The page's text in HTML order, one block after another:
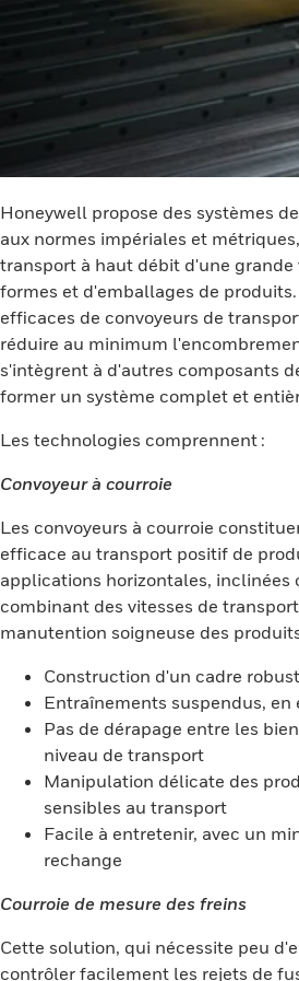
Honeywell propose des systèmes
aux normes impériales et
transport à haut débit d'une grande
formes et d'emballages de
efficaces de convoyeurs de
réduire au minimum
s'intègrent à d'autres composants
former un système complet et
Les technologies comprennent :
Convoyeur à courroie
Les convoyeurs à courroie
efficace au transport positif de
applications horizontales, inclinées
combinant des vitesses de
manutention soigneuse des
Construction d'un cadre
Entraînements suspendus,
Pas de dérapage entre les
niveau de transport
Manipulation délicate des
sensibles au transport
Facile à entretenir, avec un
rechange
Courroie de mesure des freins
Cette solution, qui nécessite peu
contrôler facilement les rejets de